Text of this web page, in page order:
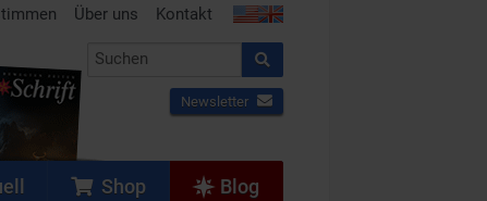
Über uns Kontakt
Newsletter
Shop Blog